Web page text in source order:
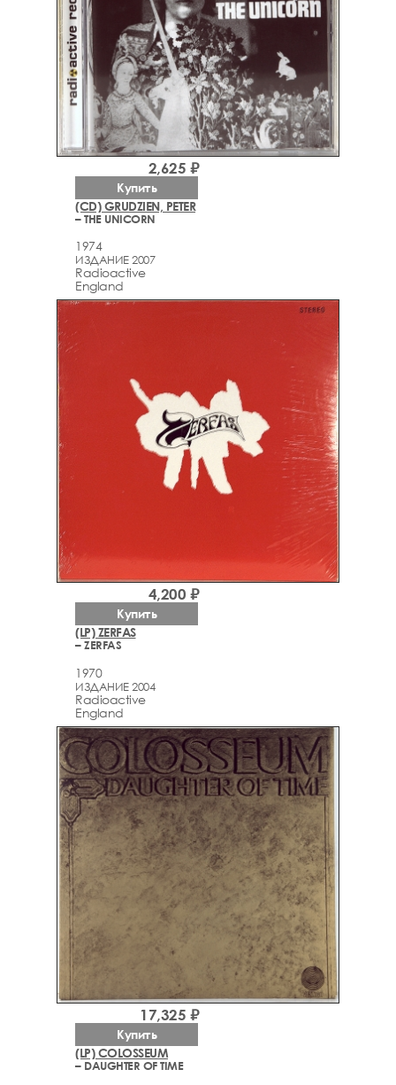
(CD) GRUDZIEN, PETER
– THE UNICORN
1974
ИЗДАНИЕ 2007
Radioactive
England
2,625 ₽
Купить
(LP) ZERFAS
– ZERFAS
1970
ИЗДАНИЕ 2004
Radioactive
England
4,200 ₽
Купить
(LP) COLOSSEUM
– DAUGHTER OF TIME
17,325 ₽
Купить